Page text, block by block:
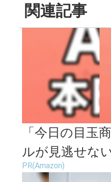
関連記事
「今日の目玉
ルが見逃せな
PR(Amazon)